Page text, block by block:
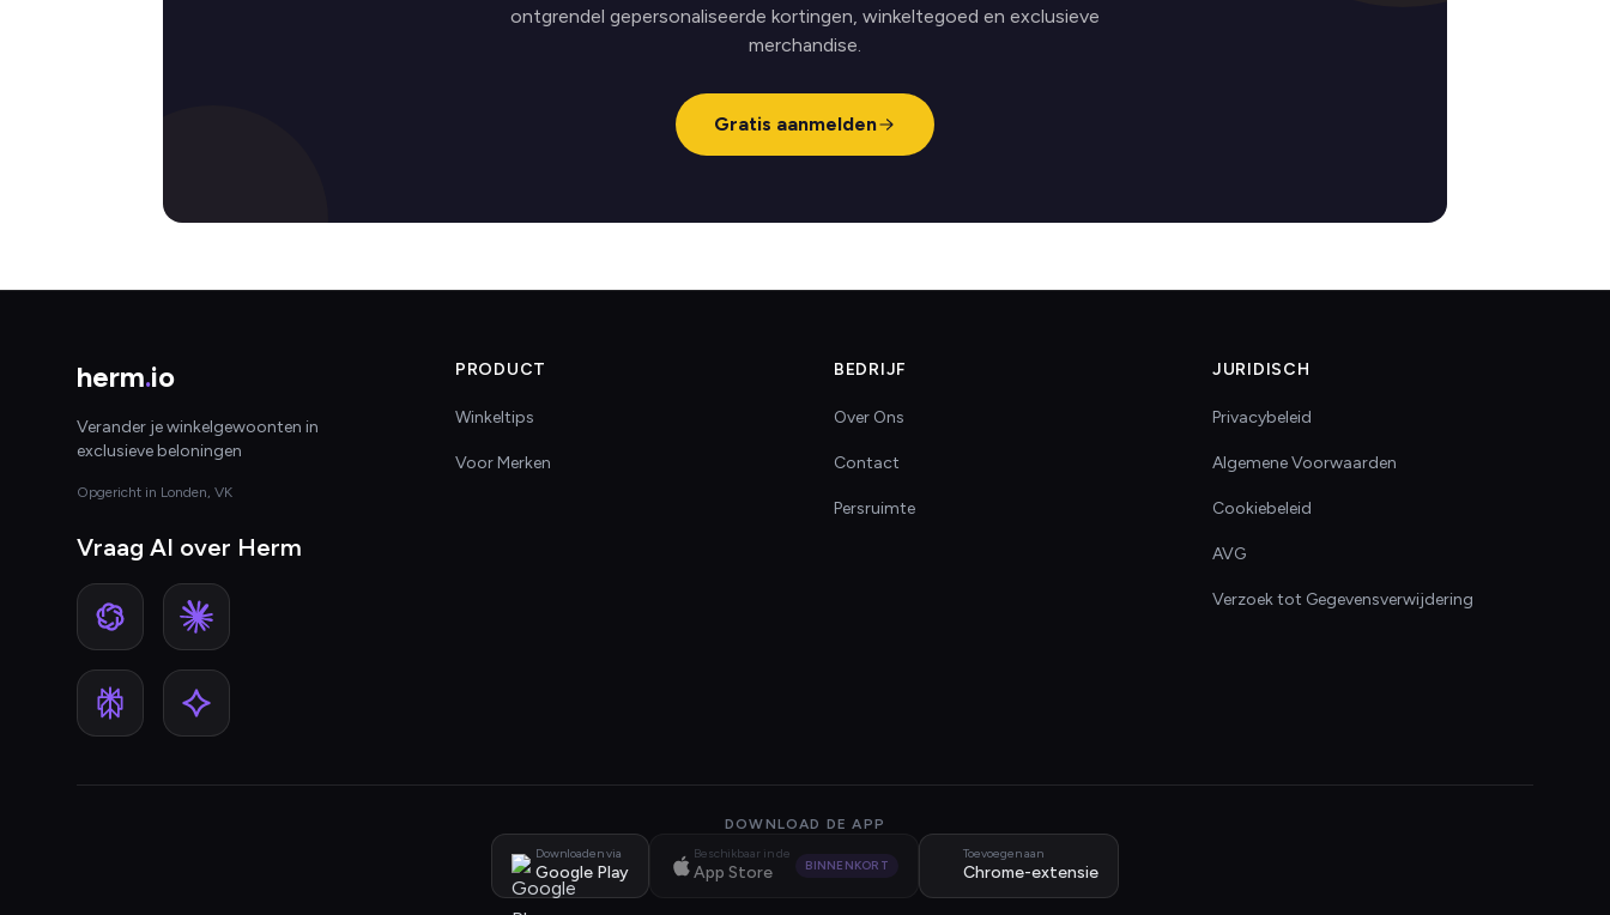
ontgrendel gepersonaliseerde kortingen, winkeltegoed en exclusieve
merchandise.
Gratis aanmelden
herm.io
Verander je winkelgewoonten in
exclusieve beloningen
Opgericht in Londen, VK
Vraag AI over Herm
PRODUCT
Winkeltips
Voor Merken
BEDRIJF
Over Ons
Contact
Persruimte
JURIDISCH
Privacybeleid
Algemene Voorwaarden
Cookiebeleid
AVG
Verzoek tot Gegevensverwijdering
DOWNLOAD DE APP
Downloaden via
Google Play
Beschikbaar in de
App Store BINNENKORT
Toevoegen aan
Chrome-extensie